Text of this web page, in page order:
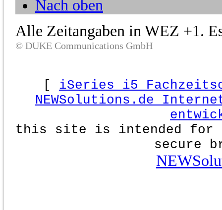
Nach oben
Alle Zeitangaben in WEZ +1.
© DUKE Communications GmbH
[ iSeries i5
NEWSolutions.de
this site is intended for
secure